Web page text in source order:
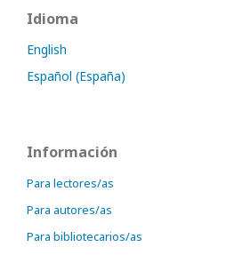
Idioma
English
Español (España)
Información
Para lectores/as
Para autores/as
Para bibliotecarios/as